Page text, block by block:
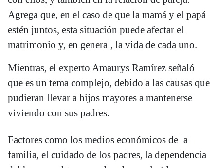
Agrega que, en el caso de que la mamá y el papá
estén juntos, esta situación puede afectar el
matrimonio y, en general, la vida de cada uno.
Mientras, el experto Amaurys Ramírez señaló
que es un tema complejo, debido a las causas que
pudieran llevar a hijos mayores a mantenerse
viviendo con sus padres.
Factores como los medios económicos de la
familia, el cuidado de los padres, la dependencia